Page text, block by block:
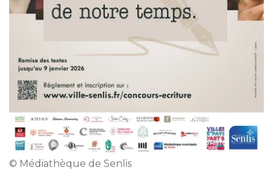
© Médiathèque de Senlis